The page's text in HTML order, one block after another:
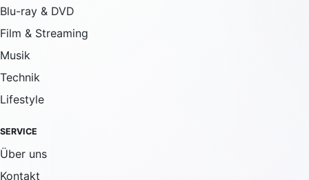
Blu-ray & DVD
Film & Streaming
Musik
Technik
Lifestyle
SERVICE
Über uns
Kontakt